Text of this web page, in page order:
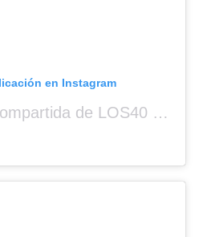
en Instagram
Una publicación compartida de LOS40 Panamá 🇵🇦 🎙️🎶 (@los40panama)